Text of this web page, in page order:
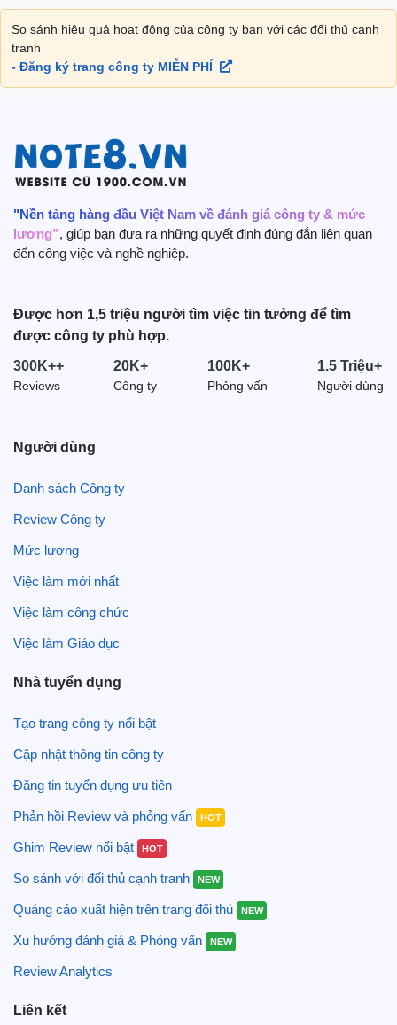
So sánh hiệu quả hoạt động của công ty bạn với các đối thủ cạnh
tranh
- Đăng ký trang công ty MIỄN PHÍ
"Nền tảng hàng đầu Việt Nam về đánh giá công ty & mức
lương”, giúp bạn đưa ra những quyết định đúng đắn liên quan
đến công việc và nghề nghiệp.
Được hơn 1,5 triệu người tìm việc tin tưởng để tìm
được công ty phù hợp.
300K++
Reviews
20K+
Công ty
100K+
Phỏng vấn
1.5 Triệu+
Người dùng
Người dùng
Danh sách Công ty
Review Công ty
Mức lương
Việc làm mới nhất
Việc làm công chức
Việc làm Giáo dục
Nhà tuyển dụng
Tạo trang công ty nổi bật
Cập nhật thông tin công ty
Đăng tin tuyển dụng ưu tiên
Phản hồi Review và phỏng vấn HOT
Ghim Review nổi bật HOT
So sánh với đối thủ cạnh tranh NEW
Quảng cáo xuất hiện trên trang đối thủ NEW
Xu hướng đánh giá & Phỏng vấn NEW
Review Analytics
Liên kết